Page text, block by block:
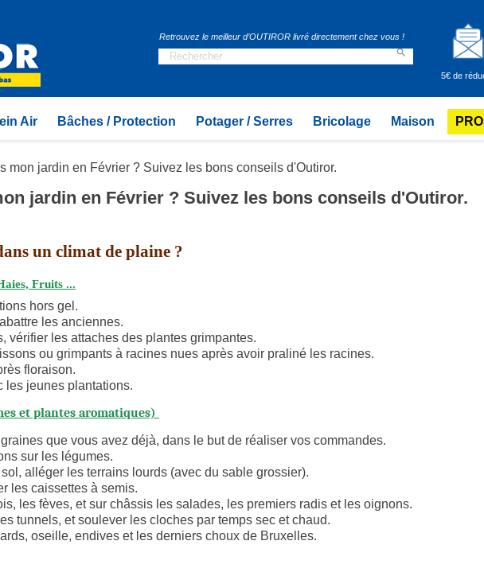
Retrouvez le meilleur d’OUTIROR livré directement chez vous !

5€ de
Air Bâches / Protection Potager / Serres Bricolage Maison
mon jardin en Février ? Suivez les bons conseils d'Outiror.
jardin en Février ? Suivez les bons conseils d'Outiror.
un climat de plaine ?
Fruits ...
hors gel.
les anciennes.
vérifier les attaches des plantes grimpantes.
ou grimpants à racines nues après avoir praliné les racines.
floraison.
les jeunes plantations.
et plantes aromatiques)
que vous avez déjà, dans le but de réaliser vos commandes.
sur les légumes.
alléger les terrains lourds (avec du sable grossier).
les caissettes à semis.
les fèves, et sur châssis les salades, les premiers radis et les oignons.
tunnels, et soulever les cloches par temps sec et chaud.
oseille, endives et les derniers choux de Bruxelles.